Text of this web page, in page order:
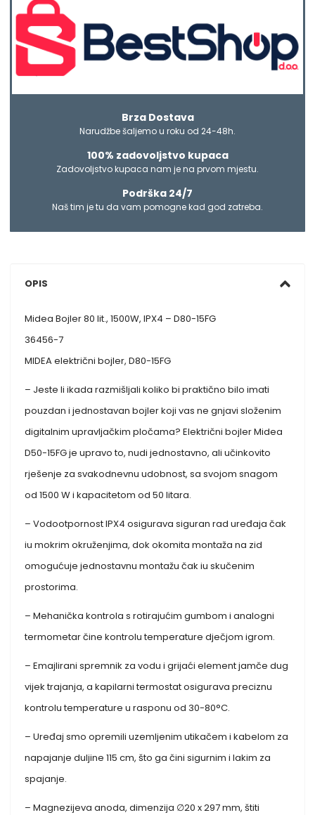
Brza Dostava
Narudžbe šaljemo u roku od 24-48h.
100% zadovoljstvo kupaca
Zadovoljstvo kupaca nam je na prvom mjestu.
Podrška 24/7
Naš tim je tu da vam pomogne kad god zatreba.
OPIS
Midea Bojler 80 lit., 1500W, IPX4 – D80-15FG
36456-7
MIDEA električni bojler, D80-15FG
– Jeste li ikada razmišljali koliko bi praktično bilo imati
pouzdan i jednostavan bojler koji vas ne gnjavi složenim
digitalnim upravljačkim pločama? Električni bojler Midea
D50-15FG je upravo to, nudi jednostavno, ali učinkovito
rješenje za svakodnevnu udobnost, sa svojom snagom
od 1500 W i kapacitetom od 50 litara.
– Vodootpornost IPX4 osigurava siguran rad uređaja čak
iu mokrim okruženjima, dok okomita montaža na zid
omogućuje jednostavnu montažu čak iu skučenim
prostorima.
– Mehanička kontrola s rotirajućim gumbom i analogni
termometar čine kontrolu temperature dječjom igrom.
– Emajlirani spremnik za vodu i grijaći element jamče dug
vijek trajanja, a kapilarni termostat osigurava preciznu
kontrolu temperature u rasponu od 30-80°C.
– Uređaj smo opremili uzemljenim utikačem i kabelom za
napajanje duljine 115 cm, što ga čini sigurnim i lakim za
spajanje.
– Magnezijeva anoda, dimenzija ∅20 x 297 mm, štiti